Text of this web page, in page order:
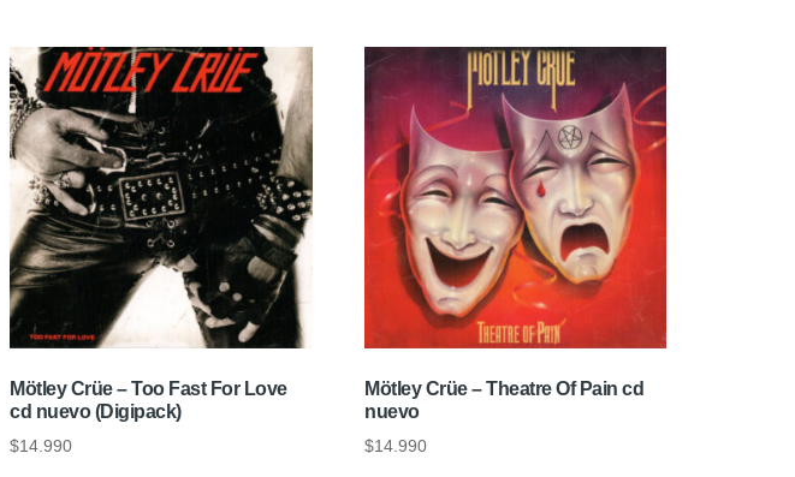
Mötley Crüe – Too Fast For Love
cd nuevo (Digipack)
$14.990
Mötley Crüe – Theatre Of Pain cd
nuevo
$14.990